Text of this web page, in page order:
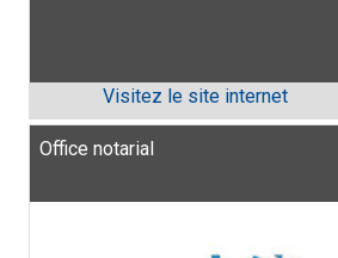
Office notarial